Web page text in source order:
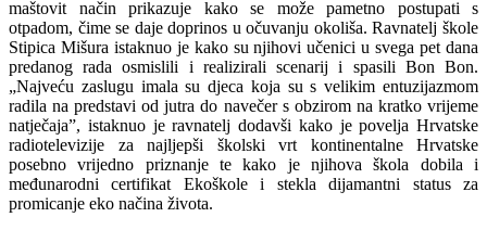
maštovit način prikazuje kako se može pametno postupati s
otpadom, čime se daje doprinos u očuvanju okoliša. Ravnatelj škole
Stipica Mišura istaknuo je kako su njihovi učenici u svega pet dana
predanog rada osmislili i realizirali scenarij i spasili Bon Bon.
„Najveću zaslugu imala su djeca koja su s velikim entuzijazmom
radila na predstavi od jutra do navečer s obzirom na kratko vrijeme
natječaja”, istaknuo je ravnatelj dodavši kako je povelja Hrvatske
radiotelevizije za najljepši školski vrt kontinentalne Hrvatske
posebno vrijedno priznanje te kako je njihova škola dobila i
međunarodni certifikat Ekoškole i stekla dijamantni status za
promicanje eko načina života.